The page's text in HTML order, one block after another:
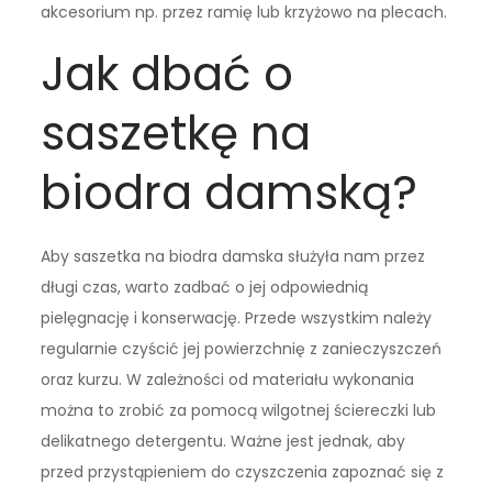
akcesorium np. przez ramię lub krzyżowo na plecach.
Jak dbać o
saszetkę na
biodra damską?
Aby saszetka na biodra damska służyła nam przez
długi czas, warto zadbać o jej odpowiednią
pielęgnację i konserwację. Przede wszystkim należy
regularnie czyścić jej powierzchnię z zanieczyszczeń
oraz kurzu. W zależności od materiału wykonania
można to zrobić za pomocą wilgotnej ściereczki lub
delikatnego detergentu. Ważne jest jednak, aby
przed przystąpieniem do czyszczenia zapoznać się z